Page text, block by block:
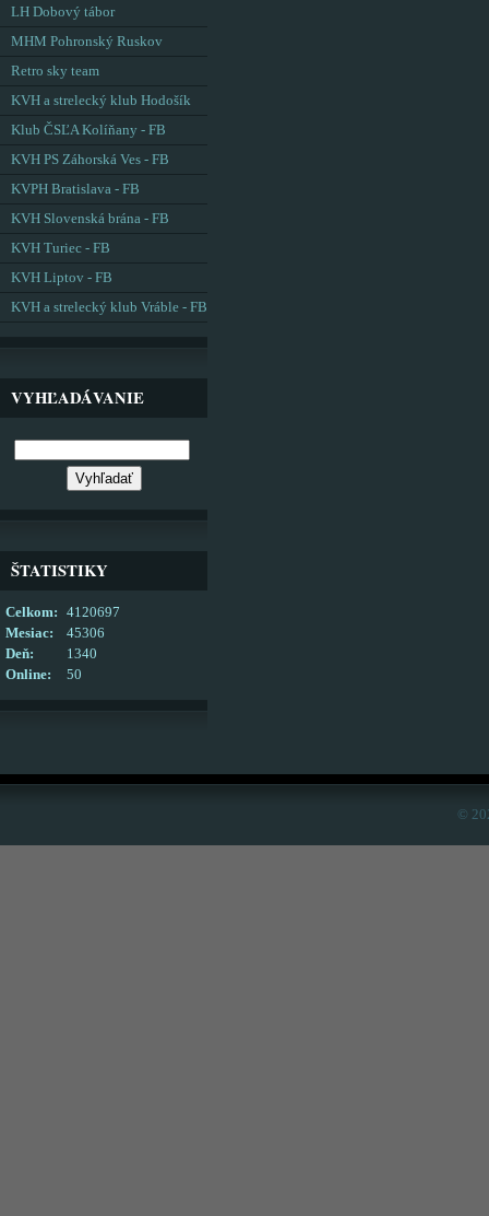
LH Dobový tábor
MHM Pohronský Ruskov
Retro sky team
KVH a strelecký klub Hodošík
Klub ČSĽA Kolíňany - FB
KVH PS Záhorská Ves - FB
KVPH Bratislava - FB
KVH Slovenská brána - FB
KVH Turiec - FB
KVH Liptov - FB
KVH a strelecký klub Vráble - FB
VYHĽADÁVANIE
ŠTATISTIKY
Online: 50
Celkom:
4120697
Mesiac:
45306
Deň:
1340
©